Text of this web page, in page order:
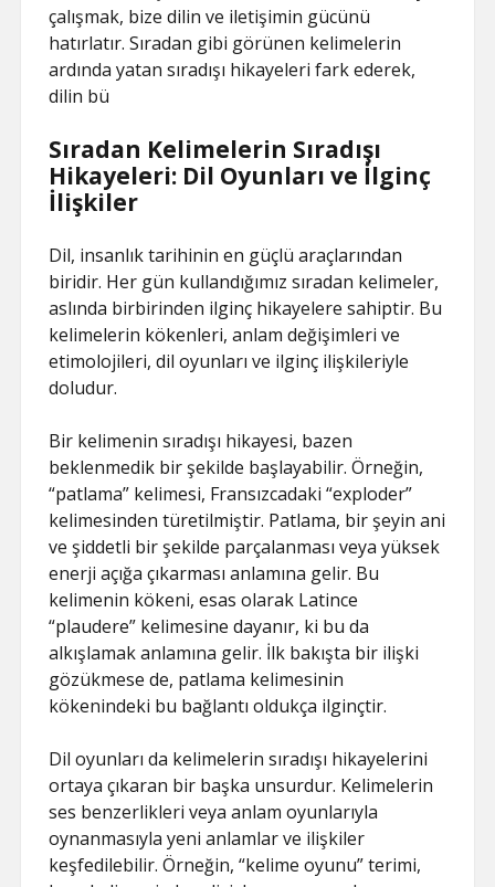
çalışmak, bize dilin ve iletişimin gücünü
hatırlatır. Sıradan gibi görünen kelimelerin
ardında yatan sıradışı hikayeleri fark ederek,
dilin bü
Sıradan Kelimelerin Sıradışı
Hikayeleri: Dil Oyunları ve İlginç
İlişkiler
Dil, insanlık tarihinin en güçlü araçlarından
biridir. Her gün kullandığımız sıradan kelimeler,
aslında birbirinden ilginç hikayelere sahiptir. Bu
kelimelerin kökenleri, anlam değişimleri ve
etimolojileri, dil oyunları ve ilginç ilişkileriyle
doludur.
Bir kelimenin sıradışı hikayesi, bazen
beklenmedik bir şekilde başlayabilir. Örneğin,
“patlama” kelimesi, Fransızcadaki “exploder”
kelimesinden türetilmiştir. Patlama, bir şeyin ani
ve şiddetli bir şekilde parçalanması veya yüksek
enerji açığa çıkarması anlamına gelir. Bu
kelimenin kökeni, esas olarak Latince
“plaudere” kelimesine dayanır, ki bu da
alkışlamak anlamına gelir. İlk bakışta bir ilişki
gözükmese de, patlama kelimesinin
kökenindeki bu bağlantı oldukça ilginçtir.
Dil oyunları da kelimelerin sıradışı hikayelerini
ortaya çıkaran bir başka unsurdur. Kelimelerin
ses benzerlikleri veya anlam oyunlarıyla
oynanmasıyla yeni anlamlar ve ilişkiler
keşfedilebilir. Örneğin, “kelime oyunu” terimi,